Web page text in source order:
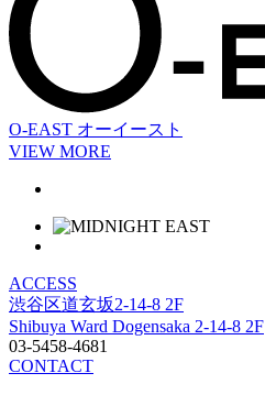
O-EAST オーイースト
VIEW MORE
ACCESS
渋谷区道玄坂2-14-8 2F
Shibuya Ward Dogensaka 2-14-8 2F
03-5458-4681
CONTACT